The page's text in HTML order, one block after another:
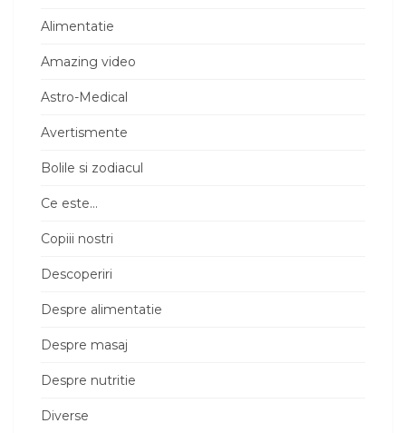
Alimentatie
Amazing video
Astro-Medical
Avertismente
Bolile si zodiacul
Ce este…
Copiii nostri
Descoperiri
Despre alimentatie
Despre masaj
Despre nutritie
Diverse